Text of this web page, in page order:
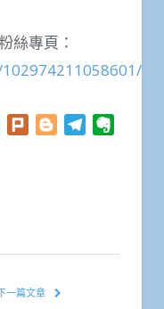
絲專頁：
Facebook
Plurk BloggerTelegram
一篇文章